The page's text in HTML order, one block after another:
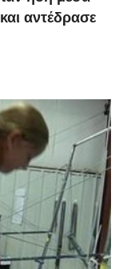
αντέδρασε